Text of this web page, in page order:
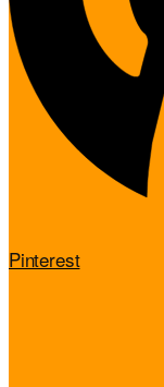
Pinterest